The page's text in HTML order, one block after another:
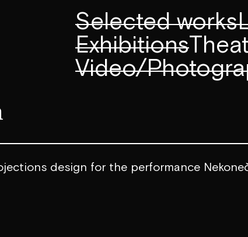
Selected works
Exhibitions
Video/
design for the performance